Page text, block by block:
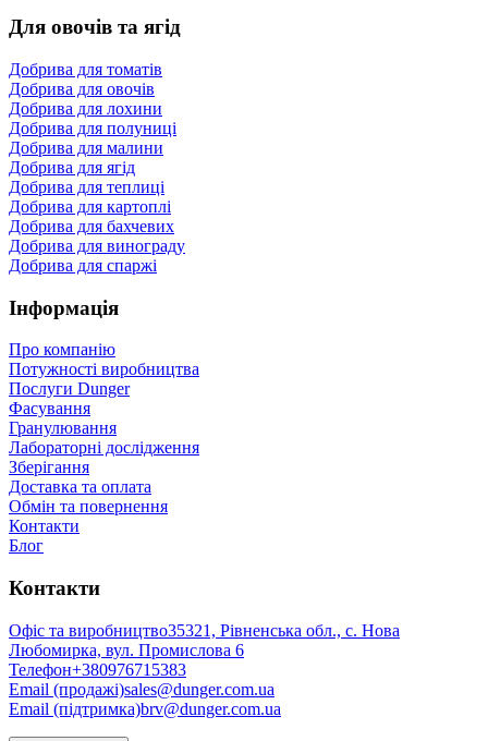
Для овочів та ягід
Добрива для томатів
Добрива для овочів
Добрива для лохини
Добрива для полуниці
Добрива для малини
Добрива для ягід
Добрива для теплиці
Добрива для картоплі
Добрива для бахчевих
Добрива для винограду
Добрива для спаржі
Інформація
Про компанію
Потужності виробництва
Послуги Dunger
Фасування
Гранулювання
Лабораторні дослідження
Зберігання
Доставка та оплата
Обмін та повернення
Контакти
Блог
Контакти
Офіс та виробництво35321, Рівненська обл., с. Нова
Любомирка, вул. Промислова 6
Телефон+380976715383
Email (продажі)sales@dunger.com.ua
Email (підтримка)brv@dunger.com.ua